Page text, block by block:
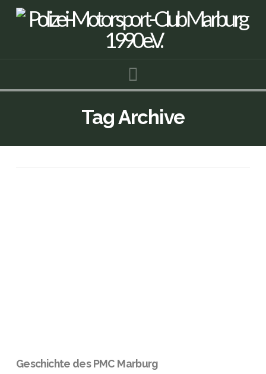
Tag Archive
Geschichte des PMC Marburg